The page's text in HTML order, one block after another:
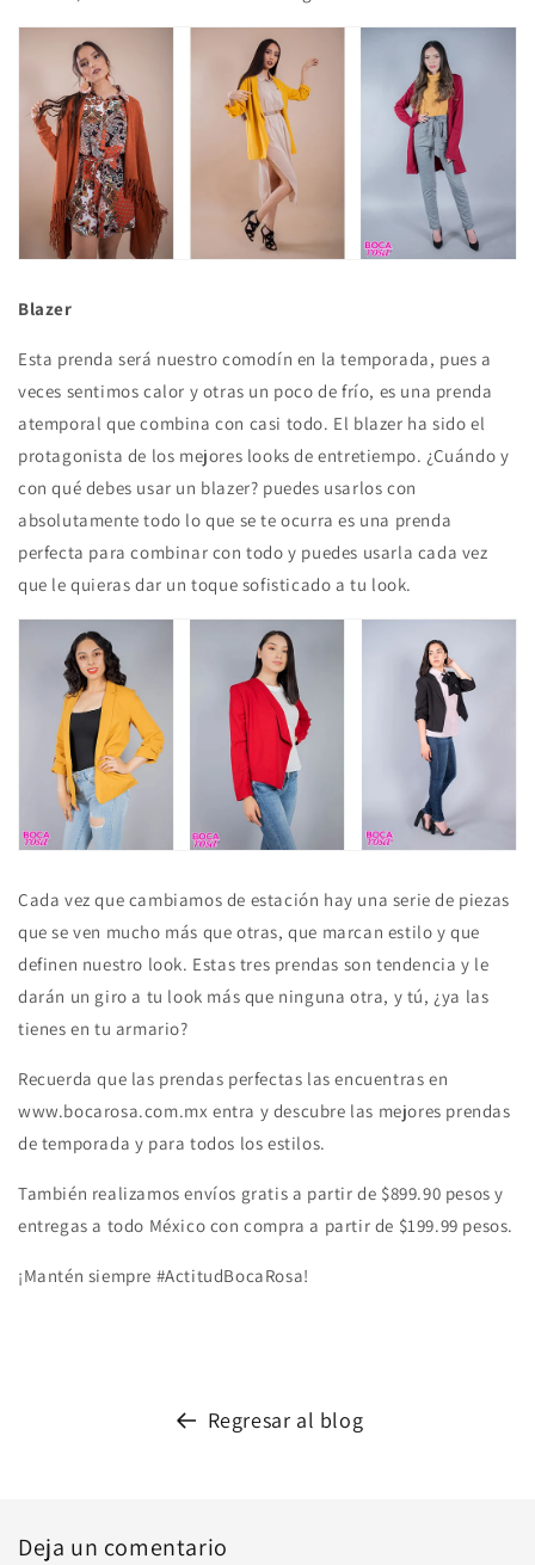
Blazer
Esta prenda será nuestro comodín en la temporada, pues a
veces sentimos calor y otras un poco de frío, es una prenda
atemporal que combina con casi todo. El blazer ha sido el
protagonista de los mejores looks de entretiempo. ¿Cuándo y
con qué debes usar un blazer? puedes usarlos con
absolutamente todo lo que se te ocurra es una prenda
perfecta para combinar con todo y puedes usarla cada vez
que le quieras dar un toque sofisticado a tu look.
Cada vez que cambiamos de estación hay una serie de piezas
que se ven mucho más que otras, que marcan estilo y que
definen nuestro look. Estas tres prendas son tendencia y le
darán un giro a tu look más que ninguna otra, y tú, ¿ya las
tienes en tu armario?
Recuerda que las prendas perfectas las encuentras en
www.bocarosa.com.mx entra y descubre las mejores prendas
de temporada y para todos los estilos.
También realizamos envíos gratis a partir de $899.90 pesos y
entregas a todo México con compra a partir de $199.99 pesos.
¡Mantén siempre #ActitudBocaRosa!
Regresar al blog
Deja un comentario